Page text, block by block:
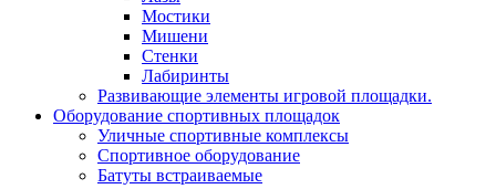
Мостики
Мишени
Стенки
Лабиринты
Развивающие элементы игровой площадки.
Оборудование спортивных площадок
Уличные спортивные комплексы
Спортивное оборудование
Батуты встраиваемые